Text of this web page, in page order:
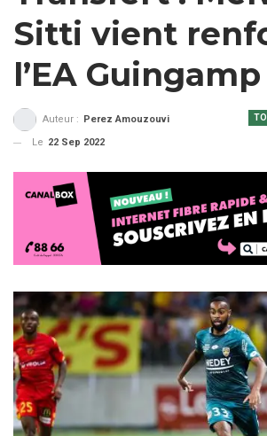
Sitti vient
l’EA Guingamp
Auteur :
Perez Amouzouvi
Le 22 Sep 2022